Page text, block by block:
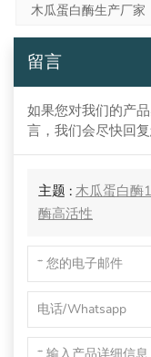
木瓜蛋白酶生产厂家
留言
如果您对我们的产
言，我们会尽快回复
主题 : 木瓜蛋白酶
酶高活性